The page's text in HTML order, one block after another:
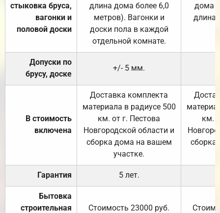
стыковка бруса,
вагонки и
половой доски
длина дома более 6,0
метров). Вагонки и
доски пола в каждой
отдельной комнате.
дома
длина
Допуски по
брусу, доске
+/- 5 мм.
В стоимость
включена
Доставка комплекта
материала в радиусе 500
км. от г. Пестова
Новгородской области и
сборка дома на вашем
участке.
км.
Гарантия 5 лет.
Бытовка
строительная
Стоимость 23000 руб.